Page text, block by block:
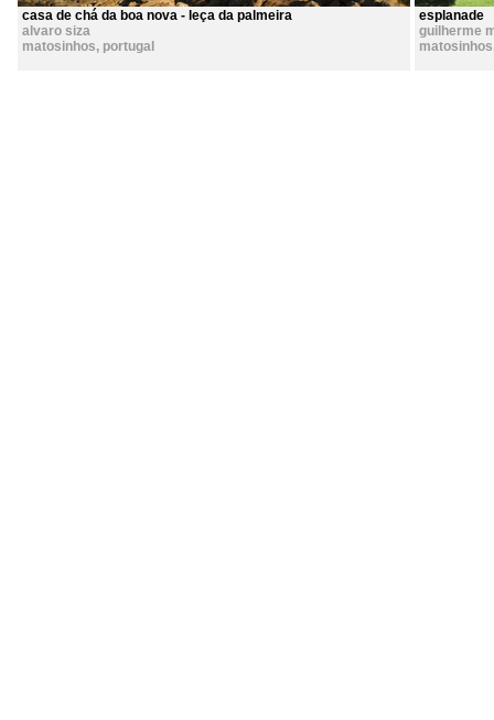
casa de chá da boa nova - leça da palmeira
alvaro siza
matosinhos, portugal
esplanade
guilherme
matosinhos